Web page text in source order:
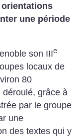
une période
son IIIe
locaux de
80
déroulé, grâce à
par le groupe
une
des textes qui y